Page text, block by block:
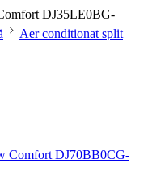
DJ35LE0BG-
Aer conditionat split